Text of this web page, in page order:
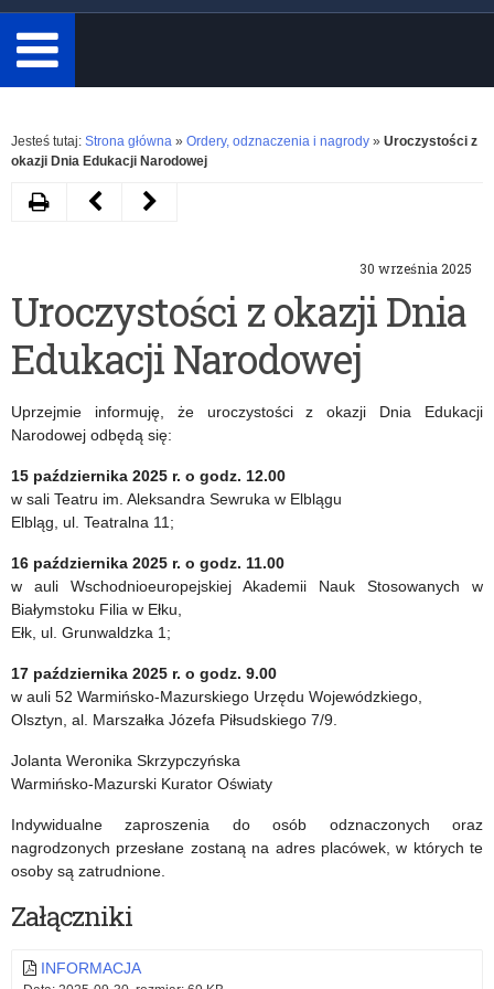
minimum
3
znaki.
Rozwiń
Jesteś tutaj: Strona główna » Ordery, odznaczenia i nagrody » Uroczystości z
okazji Dnia Edukacji Narodowej
30 września 2025
Uroczystości z okazji Dnia
Edukacji Narodowej
Uprzejmie informuję, że uroczystości z okazji Dnia Edukacji
Narodowej odbędą się:
15 października 2025 r. o godz. 12.00
w sali Teatru im. Aleksandra Sewruka w Elblągu
Elbląg, ul. Teatralna 11;
16 października 2025 r. o godz. 11.00
w auli Wschodnioeuropejskiej Akademii Nauk Stosowanych w
Białymstoku Filia w Ełku,
Ełk, ul. Grunwaldzka 1;
17 października 2025 r. o godz. 9.00
w auli 52 Warmińsko-Mazurskiego Urzędu Wojewódzkiego,
Olsztyn, al. Marszałka Józefa Piłsudskiego 7/9.
Jolanta Weronika Skrzypczyńska
Warmińsko-Mazurski Kurator Oświaty
Indywidualne zaproszenia do osób odznaczonych oraz
nagrodzonych przesłane zostaną na adres placówek, w których te
osoby są zatrudnione.
Załączniki
INFORMACJA
DrukujNastępny
ODZNACZONE
I
NAGRODZONE
W
2025
ROKU
OKAZJI
DNIA
NARODOWEJ
Poprzedni
w
sprawie
składania
wniosków
o
przyznanie
roku
Ministra
Edukacji
oraz
Warmińsko-
Mazurskiego